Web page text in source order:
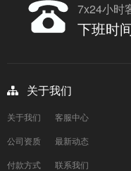
7x24小时
下班时
关于我们
关于我们
客服中心
公司资质
最新动态
付款方式
联系我们